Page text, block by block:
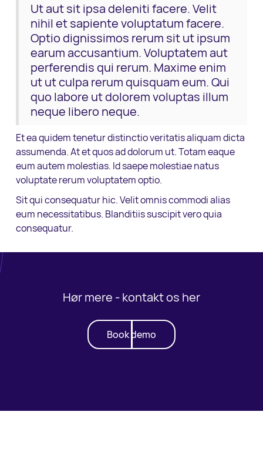
Ut aut sit ipsa deleniti facere. Velit
nihil et sapiente voluptatum facere.
Optio dignissimos rerum sit ut ipsum
earum accusantium. Voluptatem aut
perferendis qui rerum. Maxime enim
ut ut culpa rerum quisquam eum. Qui
quo labore ut dolorem voluptas illum
neque libero neque.
Et ea quidem tenetur distinctio veritatis aliquam dicta
assumenda. At et quos ad dolorum ut. Totam eaque
eum autem molestias. Id saepe molestiae natus
voluptate rerum voluptatem optio.
Sit qui consequatur hic. Velit omnis commodi alias
eum necessitatibus. Blanditiis suscipit vero quia
consequatur.
Book demo
Book demo
Hør mere - kontakt os her